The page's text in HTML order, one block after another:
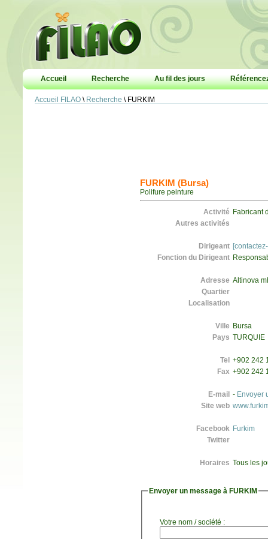
Accueil Recherche Au fil des jours
Accueil FILAO \ Recherche \ FURKIM
FURKIM (Bursa)
Polifure peinture
Activité Fabricant
Autres activités
Dirigeant
Fonction du Dirigeant
Adresse Altinova
Quartier
Localisation
Ville Bursa
Pays TURQUIE
Tel
+902 242
Fax +902 242
E-mail - Envoyer
Site web
Facebook Furkim
Twitter
Horaires Tous les
Envoyer un message à FURKIM
Votre nom / société :